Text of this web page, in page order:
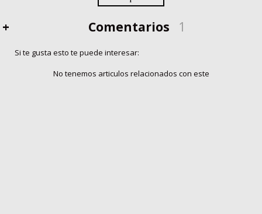
+ Comentarios 1
Si te gusta esto te puede interesar:
No tenemos articulos relacionados con este